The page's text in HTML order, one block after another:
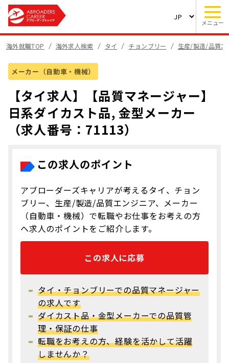
メニュー
海外就職TOP 海外求人検索 タイ チョンブリー 生産/製造/品質エ
メーカー（自動車・機械）
【タイ求人】【品質マネージャー】
日系ダイカスト品, 金型メーカー
（求人番号：71113）
この求人のポイント
アブローダーズキャリアが考えるタイ、チョン
ブリー、生産/製造/品質エンジニア、メーカー
（自動車・機械）で転職やお仕事をお考えの方
へ求人のポイントをご紹介します。
この求人に応募
タイ・チョンブリーでの品質マネージャー
の求人です
ダイカスト品・金型メーカーでの品質管
理・保証の仕事
転職をお考えの方、経験を活かして活躍
しませんか？